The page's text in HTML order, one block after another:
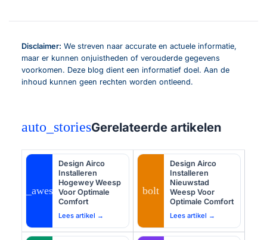
Disclaimer: We streven naar accurate en actuele informatie,
maar er kunnen onjuistheden of verouderde gegevens
voorkomen. Deze blog dient een informatief doel. Aan de
inhoud kunnen geen rechten worden ontleend.
auto_storiesGerelateerde artikelen
auto_awesome
Design Airco
Installeren
Hogewey Weesp
Voor Optimale
Comfort
Lees artikel →
bolt
Design Airco
Installeren
Nieuwstad
Weesp Voor
Optimale Comfort
Lees artikel →